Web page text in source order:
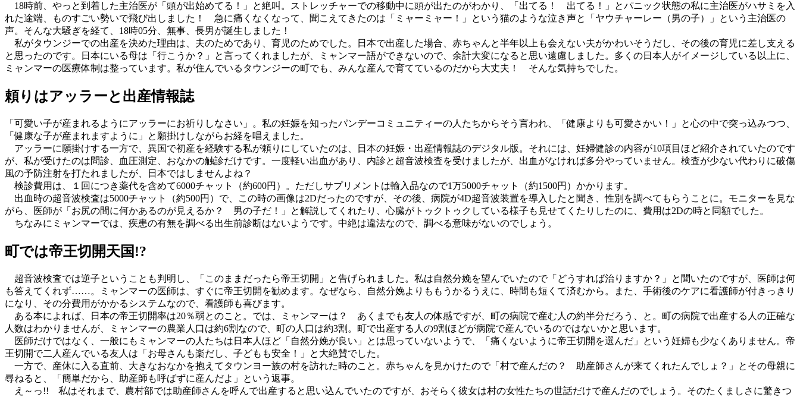
18時前、やっと到着した主治医が「頭が出始めてる！」と絶叫。ストレッチャーでの移動中に頭が出たのがわかり、「出てる！ 出てる！」とパニック状態の私に主治医がハサミを入
れた途端、ものすごい勢いで飛び出しました！ 急に痛くなくなって、聞こえてきたのは「ミャーミャー！」という猫のような泣き声と「ヤウチャーレー（男の子）」という主治医の
声。そんな大騒ぎを経て、18時05分、無事、長男が誕生しました！
私がタウンジーでの出産を決めた理由は、夫のためであり、育児のためでした。日本で出産した場合、赤ちゃんと半年以上も会えない夫がかわいそうだし、その後の育児に差し支える
と思ったのです。日本にいる母は「行こうか？」と言ってくれましたが、ミャンマー語ができないので、余計大変になると思い遠慮しました。多くの日本人がイメージしている以上に、
ミャンマーの医療体制は整っています。私が住んでいるタウンジーの町でも、みんな産んで育てているのだから大丈夫！ そんな気持ちでした。
頼りはアッラーと出産情報誌
「可愛い子が産まれるようにアッラーにお祈りしなさい」。私の妊娠を知ったパンデーコミュニティーの人たちからそう言われ、「健康よりも可愛さかい！」と心の中で突っ込みつつ、
「健康な子が産まれますように」と願掛けしながらお経を唱えました。
アッラーに願掛けする一方で、異国で初産を経験する私が頼りにしていたのは、日本の妊娠・出産情報誌のデジタル版。それには、妊婦健診の内容が10項目ほど紹介されていたのです
が、私が受けたのは問診、血圧測定、おなかの触診だけです。一度軽い出血があり、内診と超音波検査を受けましたが、出血がなければ多分やっていません。検査が少ない代わりに破傷
風の予防注射を打たれましたが、日本ではしませんよね？
検診費用は、１回につき薬代を含めて6000チャット（約600円）。ただしサプリメントは輸入品なので1万5000チャット（約1500円）かかります。
出血時の超音波検査は5000チャット（約500円）で、この時の画像は2Dだったのですが、その後、病院が4D超音波装置を導入したと聞き、性別を調べてもらうことに。モニターを見な
がら、医師が「お尻の間に何かあるのが見えるか？ 男の子だ！」と解説してくれたり、心臓がトゥクトゥクしている様子も見せてくたりしたのに、費用は2Dの時と同額でした。
ちなみにミャンマーでは、疾患の有無を調べる出生前診断はないようです。中絶は違法なので、調べる意味がないのでしょう。
町では帝王切開天国!?
超音波検査では逆子ということも判明し、「このままだったら帝王切開」と告げられました。私は自然分娩を望んでいたので「どうすれば治りますか？」と聞いたのですが、医師は何
も答えてくれず……。ミャンマーの医師は、すぐに帝王切開を勧めます。なぜなら、自然分娩よりももうかるうえに、時間も短くて済むから。また、手術後のケアに看護師が付きっきり
になり、その分費用がかかるシステムなので、看護師も喜びます。
ある本によれば、日本の帝王切開率は20％弱とのこと。では、ミャンマーは？ あくまでも友人の体感ですが、町の病院で産む人の約半分だろう、と。町の病院で出産する人の正確な
人数はわかりませんが、ミャンマーの農業人口は約6割なので、町の人口は約3割。町で出産する人の9割ほどが病院で産んでいるのではないかと思います。
医師だけではなく、一般にもミャンマーの人たちは日本人ほど「自然分娩が良い」とは思っていないようで、「痛くないように帝王切開を選んだ」という妊婦も少なくありません。帝
王切開で二人産んでいる友人は「お母さんも楽だし、子どもも安全！」と大絶賛でした。
一方で、産休に入る直前、大きなおなかを抱えてタウンヨー族の村を訪れた時のこと。赤ちゃんを見かけたので「村で産んだの？ 助産師さんが来てくれたんでしょ？」とその母親に
尋ねると、「簡単だから、助産師も呼ばずに産んだよ」という返事。
え～っ!! 私はそれまで、農村部では助産師さんを呼んで出産すると思い込んでいたのですが、おそらく彼女は村の女性たちの世話だけで産んだのでしょう。そのたくましさに驚きつ